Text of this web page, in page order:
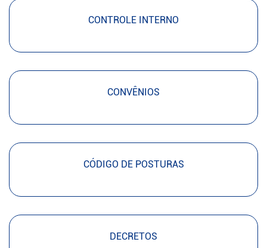
CONTROLE INTERNO
CONVÊNIOS
CÓDIGO DE POSTURAS
DECRETOS